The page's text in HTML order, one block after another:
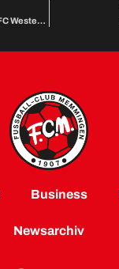
SG TV Sontheim / FC Westerheim
Business
Newsarchiv